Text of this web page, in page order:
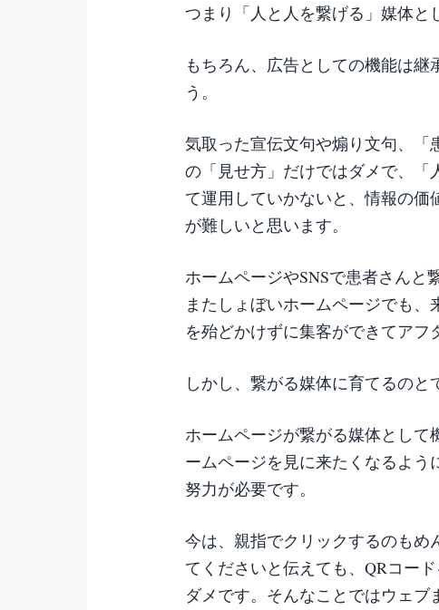
つまり「人と人を繋げる」媒体と
もちろん、広告としての機能は
う。
気取った宣伝文句や煽り文句、
の「見せ方」だけではダメで、「
て運用していかないと、情報の価
が難しいと思います。
ホームページやSNSで患者さんと
またしょぼいホームページでも
を殆どかけずに集客ができてアフ
しかし、繋がる媒体に育てるのと
ホームページが繋がる媒体とし
ームページを見に来たくなるよ
努力が必要です。
今は、親指でクリックするのも
てくださいと伝えても、QRコー
ダメです。そんなことではウェブ